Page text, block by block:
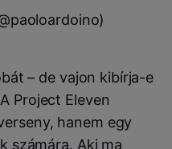
– de vajon kibírja-e
Project Eleven
hanem egy
számára. Aki ma